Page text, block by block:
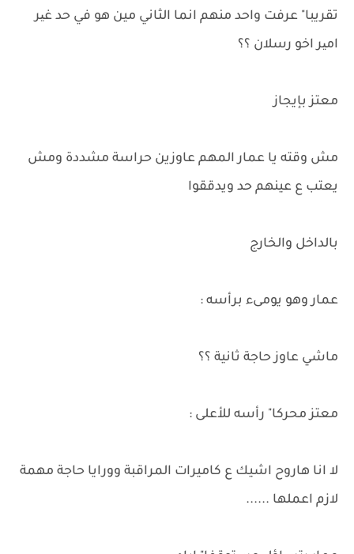
تقريبا" عرفت واحد منهم انما الثاني مين هو في حد غیر
امیر اخو رسلان ؟؟
معتز بإيجاز
مش وقته يا عمار المهم عاوزين حراسة مشددة ومش
يعتب ع عينهم حد ويدققوا
بالداخل والخارج
عمار وهو يومىء برأسه :
ماشي عاوز حاجة ثانية ؟؟
معتز محركا" رأسه للأعلى :
لا انا هاروح اشيك ع كاميرات المراقبة وورايا حاجة مهمة
لازم اعملها ......